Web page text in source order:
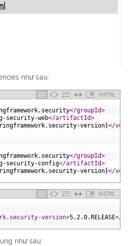
như sau:
XHTML
</groupId>
security-web</artifactId>
version}</
</groupId>
security-config</artifactId>
version}</
XHTML
version>5.2.0.RELEASE</
như sau: